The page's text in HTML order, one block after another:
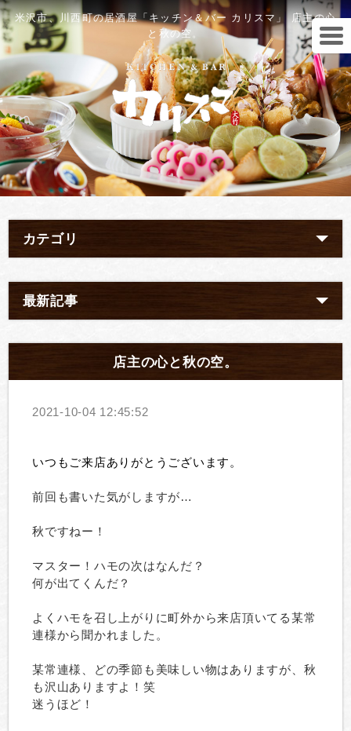
米沢市、川西町の居酒屋「キッチン＆バー カリスマ」 店主の心
と秋の空。
カテゴリ
最新記事
店主の心と秋の空。
2021-10-04 12:45:52
いつもご来店ありがとうございます。
前回も書いた気がしますが…
秋ですねー！
マスター！ハモの次はなんだ？
何が出てくんだ？
よくハモを召し上がりに町外から来店頂いてる某常
連様から聞かれました。
某常連様、どの季節も美味しい物はありますが、秋
も沢山ありますよ！笑
迷うほど！